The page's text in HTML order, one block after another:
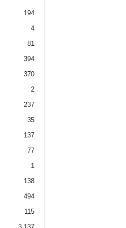
194
4
81
394
370
2
237
35
137
77
1
138
494
115